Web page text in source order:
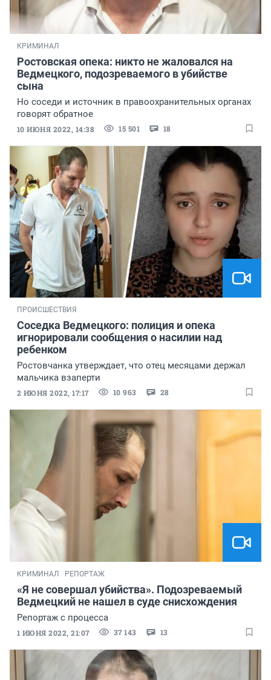
КРИМИНАЛ
Ростовская опека: никто не жаловался на
Ведмецкого, подозреваемого в убийстве
сына
Но соседи и источник в правоохранительных органах
говорят обратное
10 ИЮНЯ 2022, 14:38 15 501 18
ПРОИСШЕСТВИЯ
Соседка Ведмецкого: полиция и опека
игнорировали сообщения о насилии над
ребенком
Ростовчанка утверждает, что отец месяцами держал
мальчика взаперти
2 ИЮНЯ 2022, 17:17 10 963 28
КРИМИНАЛ РЕПОРТАЖ
«Я не совершал убийства». Подозреваемый
Ведмецкий не нашел в суде снисхождения
Репортаж с процесса
1 ИЮНЯ 2022, 21:07 37 143 13